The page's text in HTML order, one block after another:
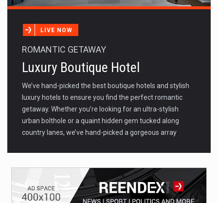
LIVE NOW
ROMANTIC GETAWAY
Luxury Boutique Hotel
We’ve hand-picked the best boutique hotels and stylish
luxury hotels to ensure you find the perfect romantic
getaway. Whether you’re looking for an ultra-stylish
urban bolthole or a quaint hidden gem tucked along
country lanes, we’ve hand-picked a gorgeous array